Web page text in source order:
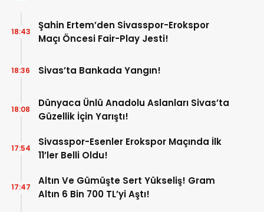
Şahin Ertem’den Sivasspor-Erokspor
Maçı Öncesi Fair-Play Jesti!
18:43
Sivas’ta Bankada Yangın!
18:36
Dünyaca Ünlü Anadolu Aslanları Sivas’ta
Güzellik İçin Yarıştı!
18:08
Sivasspor-Esenler Erokspor Maçında İlk
11’ler Belli Oldu!
17:54
Altın Ve Gümüşte Sert Yükseliş! Gram
Altın 6 Bin 700 TL’yi Aştı!
17:47